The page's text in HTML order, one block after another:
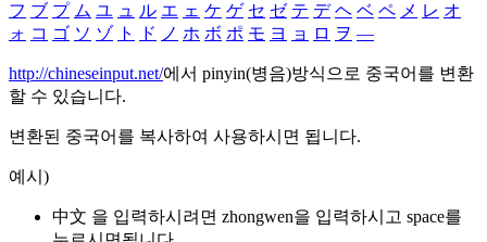
フ ブ プ ム ユ ュ ル エ ェ ケ ゲ セ ゼ テ デ ヘ ベ ペ メ レ オ
ォ コ ゴ ソ ゾ ト ド ノ ホ ボ ポ モ ヨ ョ ロ ヲ ―
http://chineseinput.net/에서 pinyin(병음)방식으로 중국어를 변환
할 수 있습니다.
변환된 중국어를 복사하여 사용하시면 됩니다.
예시)
中文 을 입력하시려면 zhongwen을 입력하시고 space를